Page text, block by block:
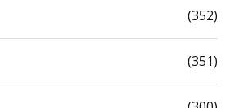
(352)
(351)